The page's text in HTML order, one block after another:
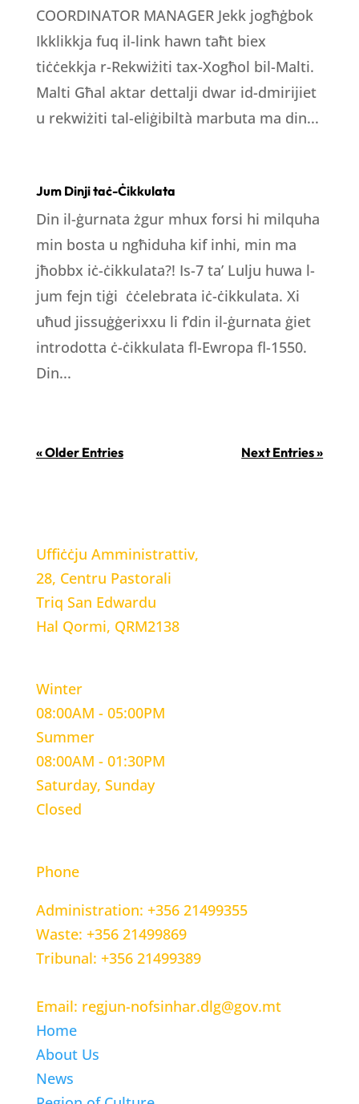
COORDINATOR MANAGER Jekk jogħġbok
Ikklikkja fuq il-link hawn taħt biex
tiċċekkja r-Rekwiżiti tax-Xogħol bil-Malti.
Malti Għal aktar dettalji dwar id-dmirijiet
u rekwiżiti tal-eliġibiltà marbuta ma din...
Jum Dinji taċ-Ċikkulata
Din il-ġurnata żgur mhux forsi hi milquha
min bosta u ngħiduha kif inhi, min ma
jħobbx iċ-ċikkulata?! Is-7 ta’ Lulju huwa l-
jum fejn tiġi ċċelebrata iċ-ċikkulata. Xi
uħud jissuġġerixxu li f’din il-ġurnata ġiet
introdotta ċ-ċikkulata fl-Ewropa fl-1550.
Din...
« Older Entries Next Entries »
Uffiċċju Amministrattiv,
28, Centru Pastorali
Triq San Edwardu
Hal Qormi, QRM2138
Winter
08:00AM - 05:00PM
Summer
08:00AM - 01:30PM
Saturday, Sunday
Closed
Phone
Administration: +356 21499355
Waste: +356 21499869
Tribunal: +356 21499389
Email: regjun-nofsinhar.dlg@gov.mt
Home
About Us
News